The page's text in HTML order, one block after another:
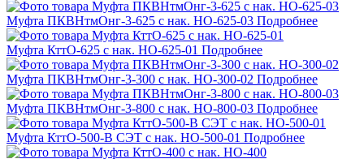
Муфта ПКВНтмОнг-3-625 с нак. НО-625-03 Подробнее
Муфта КттО-625 с нак. НО-625-01 Подробнее
Муфта ПКВНтмОнг-3-300 с нак. НО-300-02 Подробнее
Муфта ПКВНтмОнг-3-800 с нак. НО-800-03 Подробнее
Муфта КттО-500-В СЭТ с нак. НО-500-01 Подробнее